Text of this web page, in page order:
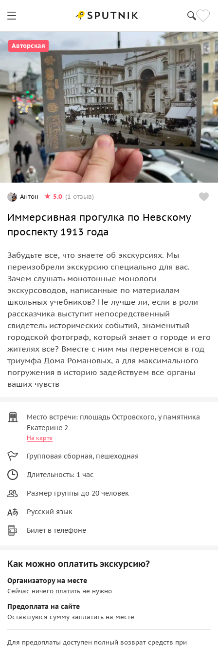
Авторская
Санкт-Петербург
Антон 5.0 (1 отзыв)
Иммерсивная прогулка по Невскому
проспекту 1913 года
Забудьте все, что знаете об экскурсиях. Мы
переизобрели экскурсию специально для вас.
Зачем слушать монотонные монологи
экскурсоводов, написанные по материалам
школьных учебников? Не лучше ли, если в роли
рассказчика выступит непосредственный
свидетель исторических событий, знаменитый
городской фотограф, который знает о городе и его
жителях все? Вместе с ним мы перенесемся в год
триумфа Дома Романовых, а для максимального
погружения в историю задействуем все органы
ваших чувств
Место встречи: площадь Островского, у памятника
Екатерине 2
На карте
Групповая сборная, пешеходная
Длительность: 1 час
Размер группы до 20 человек
Русский язык
Билет в телефоне
Как можно оплатить экскурсию?
Организатору на месте
Сейчас ничего платить не нужно
Предоплата на сайте
Оставшуюся сумму заплатить на месте
Для предоплаты доступен полный возврат средств при